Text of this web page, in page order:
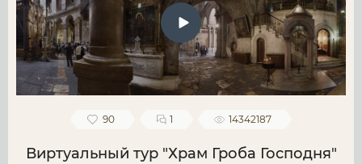
90 1 14342187
Виртуальный тур "Храм Гроба Господня"